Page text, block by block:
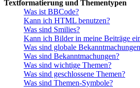
Textformatierung und Thementypen
Was ist BBCode?
Kann ich HTML benutzen?
Was sind Smilies?
Kann ich Bilder in meine Beiträge
Was sind globale
Was sind Bekanntmachungen?
Was sind wichtige Themen?
Was sind geschlossene Themen?
Was sind Themen-Symbole?